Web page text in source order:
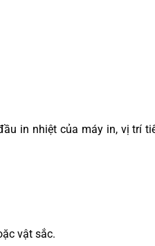
in nhiệt của máy in, vị trí
vật sắc.